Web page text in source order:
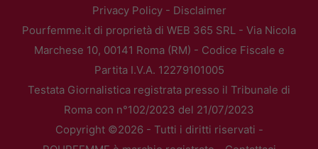
Privacy Policy- Disclaimer
Pourfemme.it di proprietà di WEB 365 SRL - Via Nicola
Marchese 10, 00141 Roma (RM) - Codice Fiscale e
Partita I.V.A. 12279101005
Testata Giornalistica registrata presso il Tribunale di
Roma con n°102/2023 del 21/07/2023
Copyright ©2026 - Tutti i diritti riservati -